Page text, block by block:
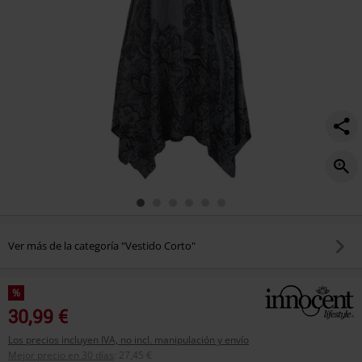
Ver más de la categoría "Vestido Corto"
%
30,99 €
Los precios incluyen IVA, no incl. manipulación y envío
Mejor precio en 30 días
27,45 €